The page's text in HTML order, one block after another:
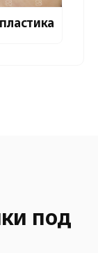
под